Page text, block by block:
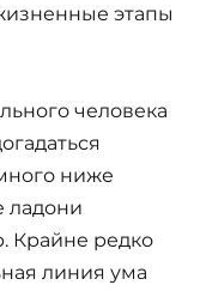
этапы
человека
ниже
ладони
Крайне редко
линия ума